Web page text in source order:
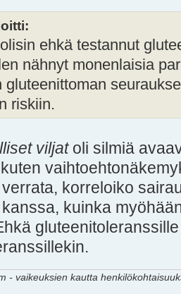
ehkä testannut
nähnyt monenlaisia
gluteenittoman
riskiin.
viljatoli silmiä
korreloiko
kuinka
- vaikeuksien kautta